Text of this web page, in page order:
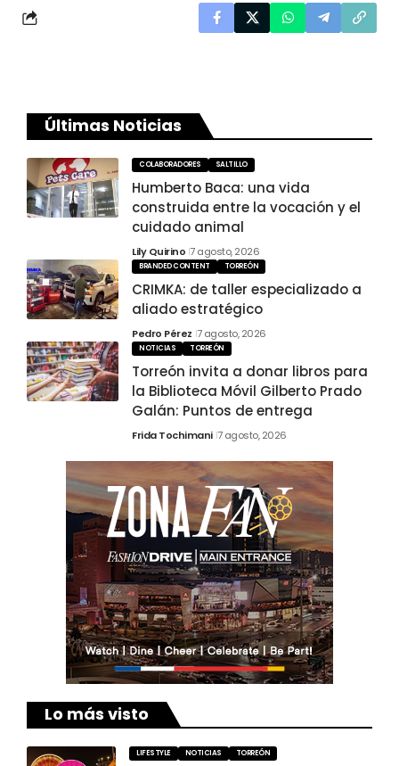
Últimas Noticias
COLABORADORES SALTILLO
Humberto Baca: una vida
construida entre la vocación y el
cuidado animal
Lily Quirino 7 agosto, 2026
BRANDED CONTENT TORREÓN
CRIMKA: de taller especializado a
aliado estratégico
Pedro Pérez 7 agosto, 2026
NOTICIAS TORREÓN
Torreón invita a donar libros para
la Biblioteca Móvil Gilberto Prado
Galán: Puntos de entrega
Frida Tochimani 7 agosto, 2026
Lo más visto
LIFESTYLE NOTICIAS TORREÓN